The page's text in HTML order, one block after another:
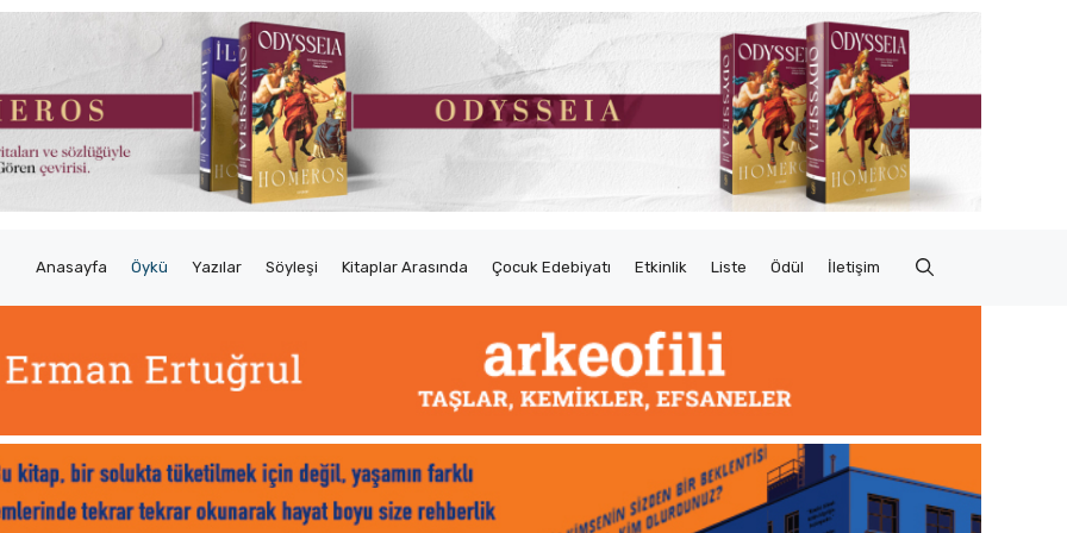
Anasayfa Öykü Yazılar Söyleşi Kitaplar Arasında Çocuk Edebiyatı Etkinlik Liste Ödül İletişim